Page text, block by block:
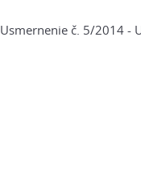
Usmernenie č. 5/2014 -